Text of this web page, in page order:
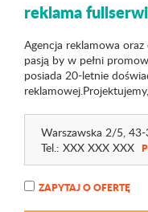
reklama
Agencja reklamowa oraz
pasją by w pełni
posiada 20-letnie
Warszawska 2/5, 43-
Tel.: XXX XXX XXX
ZAPYTAJ O OFERTĘ